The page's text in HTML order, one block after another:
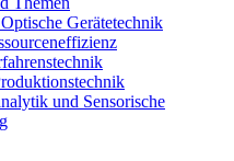
Gerätetechnik
und Sensorische